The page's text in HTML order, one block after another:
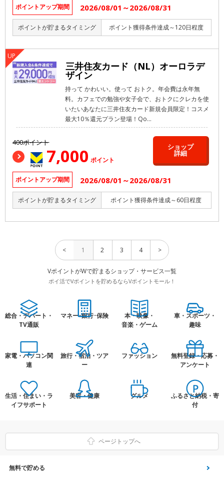
ポイントアップ期間 2026/08/01～2026/08/31
ポイントが貯まるタイミング ポイント獲得条件達成～120日程度
三井住友カード（NL）オーロラデ
ザイン
持って かわいい。使って おトク。年会費は永年無
料。カフェでの勉強や女子会で、おトクにクレカを使
いたいあなたに三井住友カード新規会員限定！コスメ
最大10％還元プラン登場！Qo...
400ポイント
7,000 ポイント
ショップ
詳細
ポイントアップ期間 2026/08/01～2026/08/31
ポイントが貯まるタイミング ポイント獲得条件達成～60日程度
< 1 2 3 4 >
VポイントがWで貯まるショップ・サービス一覧
ポイ活でVポイントを貯めるならVポイントモール！
総合・デパート・
TV通販
マネー･銀行･保険
本・映像・
音楽・ゲーム
車・スポーツ・
趣味
家電・パソコン関
連
旅行・宿泊・ツア
ー
ファッション
無料登録・応募・
アンケート
生活・住まい・ラ
イフサポート
美容・健康 グルメ
ふるさと納税・寄
付
ページトップへ
無料で貯める